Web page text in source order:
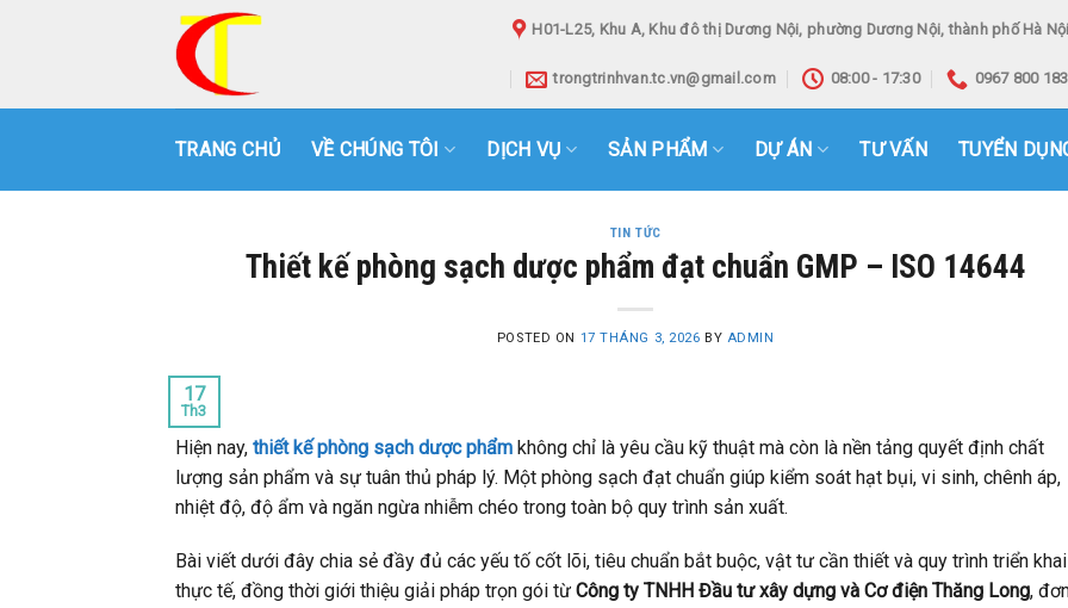
H01-L25, Khu A, Khu đô thị Dương Nội, phường Dương Nội, thành phố Hà
trongtrinhvan.tc.vn@gmail.com 08:00 - 17:30 0967 800 183
TRANG CHỦ VỀ CHÚNG TÔI DỊCH VỤ SẢN PHẨM DỰ ÁN TƯ VẤN TUYỂN
TIN TỨC
Thiết kế phòng sạch dược phẩm đạt chuẩn GMP – ISO 14644
POSTED ON 17 THÁNG 3, 2026 BY ADMIN
17
Th3
Hiện nay, thiết kế phòng sạch dược phẩm không chỉ là yêu cầu kỹ thuật mà còn là nền tảng quyết định chất
lượng sản phẩm và sự tuân thủ pháp lý. Một phòng sạch đạt chuẩn giúp kiểm soát hạt bụi, vi sinh, chênh áp,
nhiệt độ, độ ẩm và ngăn ngừa nhiễm chéo trong toàn bộ quy trình sản xuất.
Bài viết dưới đây chia sẻ đầy đủ các yếu tố cốt lõi, tiêu chuẩn bắt buộc, vật tư cần thiết và quy trình triển khai
thực tế, đồng thời giới thiệu giải pháp trọn gói từ Công ty TNHH Đầu tư xây dựng và Cơ điện Thăng Long,